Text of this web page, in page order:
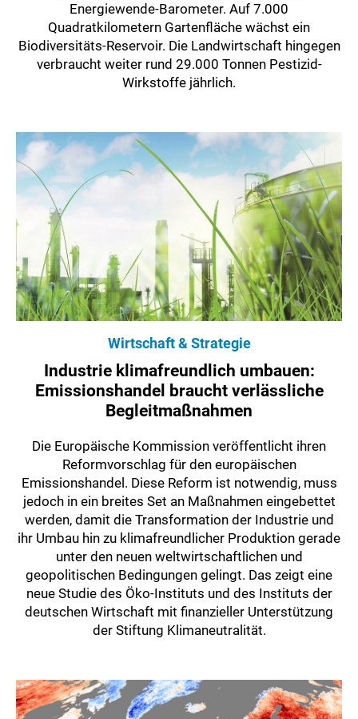
Energiewende-Barometer. Auf 7.000
Quadratkilometern Gartenfläche wächst ein
Biodiversitäts-Reservoir. Die Landwirtschaft hingegen
verbraucht weiter rund 29.000 Tonnen Pestizid-
Wirkstoffe jährlich.
Wirtschaft & Strategie
Industrie klimafreundlich umbauen:
Emissionshandel braucht verlässliche
Begleitmaßnahmen
Die Europäische Kommission veröffentlicht ihren
Reformvorschlag für den europäischen
Emissionshandel. Diese Reform ist notwendig, muss
jedoch in ein breites Set an Maßnahmen eingebettet
werden, damit die Transformation der Industrie und
ihr Umbau hin zu klimafreundlicher Produktion gerade
unter den neuen weltwirtschaftlichen und
geopolitischen Bedingungen gelingt. Das zeigt eine
neue Studie des Öko-Instituts und des Instituts der
deutschen Wirtschaft mit finanzieller Unterstützung
der Stiftung Klimaneutralität.